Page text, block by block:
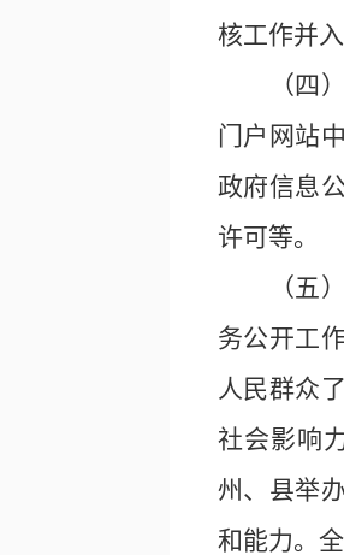
核工作并
（四
门户网站
政府信息
许可等。
（五
务公开工
人民群众
社会影响
州 、县举
和能力。